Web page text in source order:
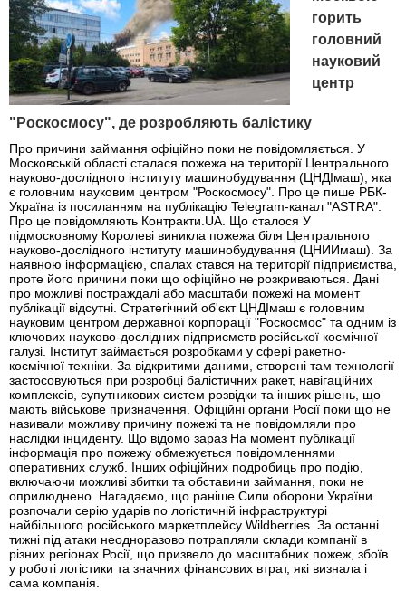
горить
головний
науковий
центр
"Роскосмосу", де розробляють балістику
Про причини займання офіційно поки не повідомляється. У
Московській області сталася пожежа на території Центрального
науково-дослідного інституту машинобудування (ЦНДІмаш), яка
є головним науковим центром "Роскосмосу". Про це пише РБК-
Україна із посиланням на публікацію Telegram-канал "ASTRA".
Про це повідомляють Контракти.UA. Що сталося У
підмосковному Королеві виникла пожежа біля Центрального
науково-дослідного інституту машинобудування (ЦНИИмаш). За
наявною інформацією, спалах стався на території підприємства,
проте його причини поки що офіційно не розкриваються. Дані
про можливі постраждалі або масштаби пожежі на момент
публікації відсутні. Стратегічний об'єкт ЦНДІмаш є головним
науковим центром державної корпорації "Роскосмос" та одним із
ключових науково-дослідних підприємств російської космічної
галузі. Інститут займається розробками у сфері ракетно-
космічної техніки. За відкритими даними, створені там технології
застосовуються при розробці балістичних ракет, навігаційних
комплексів, супутникових систем розвідки та інших рішень, що
мають військове призначення. Офіційні органи Росії поки що не
називали можливу причину пожежі та не повідомляли про
наслідки інциденту. Що відомо зараз На момент публікації
інформація про пожежу обмежується повідомленнями
оперативних служб. Інших офіційних подробиць про подію,
включаючи можливі збитки та обставини займання, поки не
оприлюднено. Нагадаємо, що раніше Сили оборони України
розпочали серію ударів по логістичній інфраструктурі
найбільшого російського маркетплейсу Wildberries. За останні
тижні під атаки неодноразово потрапляли склади компанії в
різних регіонах Росії, що призвело до масштабних пожеж, збоїв
у роботі логістики та значних фінансових втрат, які визнала і
сама компанія.